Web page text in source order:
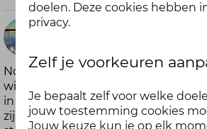
geleden
November voelt vaak een beetje…
wind, regen die tegen de ramen
in het rond vliegen. Maar draai het
zijn al die kleuren buiten? Hoe fijn
doelen. Deze cookies hebben
privacy.
Zelf je voorkeuren
Je bepaalt zelf voor welke
jouw toestemming cookies
Jouw keuze kun je op elk